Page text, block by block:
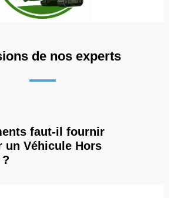
de nos experts
faut-il fournir
un Véhicule Hors